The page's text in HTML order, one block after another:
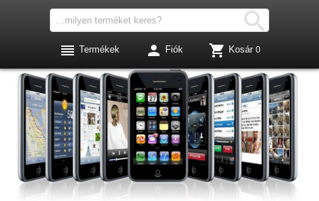

 Termékek  Fiók  Kosár 0